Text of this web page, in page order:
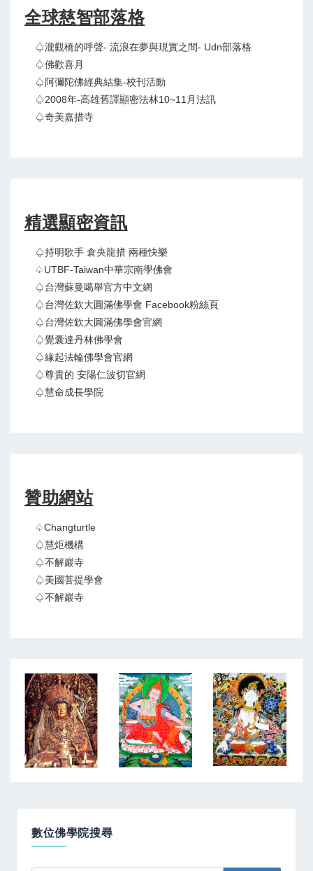
全球慈智部落格
♤瀧觀橋的呼聲- 流浪在夢與現實之間- Udn部落格
♤佛歡喜月
♤阿彌陀佛經典結集-校刊活動
♤2008年-高雄舊譯顯密法林10~11月法訊
♤奇美嘉措寺
精選顯密資訊
♤持明歌手 倉央龍措 兩種快樂
♤UTBF-Taiwan中華宗南學佛會
♤台灣蘇曼噶舉官方中文網
♤台灣佐欽大圓滿佛學會 Facebook粉絲頁
♤台灣佐欽大圓滿佛學會官網
♤覺囊達丹林佛學會
♤緣起法輪佛學會官網
♤尊貴的 安陽仁波切官網
♤慧命成長學院
贊助網站
♤Changturtle
♤慧炬機構
♤不解巖寺
♤美國菩提學會
♤不解巖寺
數位佛學院搜尋